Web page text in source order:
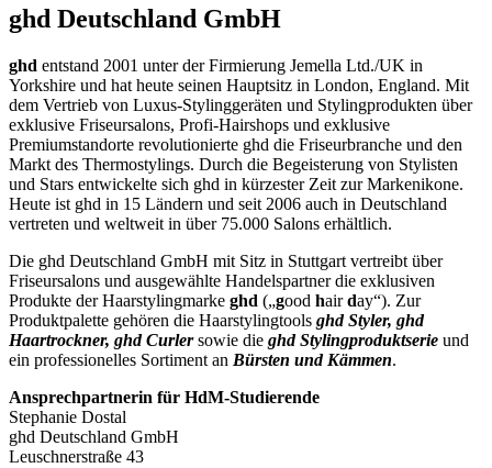
ghd Deutschland GmbH
ghd entstand 2001 unter der Firmierung Jemella Ltd./UK in
Yorkshire und hat heute seinen Hauptsitz in London, England. Mit
dem Vertrieb von Luxus-Stylinggeräten und Stylingprodukten über
exklusive Friseursalons, Profi-Hairshops und exklusive
Premiumstandorte revolutionierte ghd die Friseurbranche und den
Markt des Thermostylings. Durch die Begeisterung von Stylisten
und Stars entwickelte sich ghd in kürzester Zeit zur Markenikone.
Heute ist ghd in 15 Ländern und seit 2006 auch in Deutschland
vertreten und weltweit in über 75.000 Salons erhältlich.
Die ghd Deutschland GmbH mit Sitz in Stuttgart vertreibt über
Friseursalons und ausgewählte Handelspartner die exklusiven
Produkte der Haarstylingmarke ghd („good hairday“). Zur
Produktpalette gehören die Haarstylingtools ghd Styler, ghd
Haartrockner, ghd Curlersowie die ghd Stylingproduktserie und
ein professionelles Sortiment an Bürsten und Kämmen.
Ansprechpartnerin für HdM-Studierende
Stephanie Dostal
ghd Deutschland GmbH
Leuschnerstraße 43